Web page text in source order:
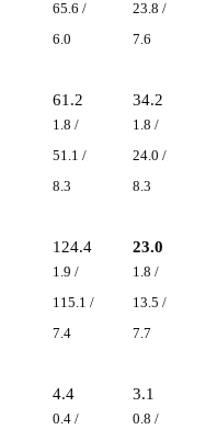
65.6 /
6.0
23.8 /
7.6
61.2
1.8 /
51.1 /
8.3
34.2
1.8 /
24.0 /
8.3
124.4
1.9 /
115.1 /
7.4
23.0
1.8 /
13.5 /
7.7
4.4
0.4 /
3.1
0.8 /